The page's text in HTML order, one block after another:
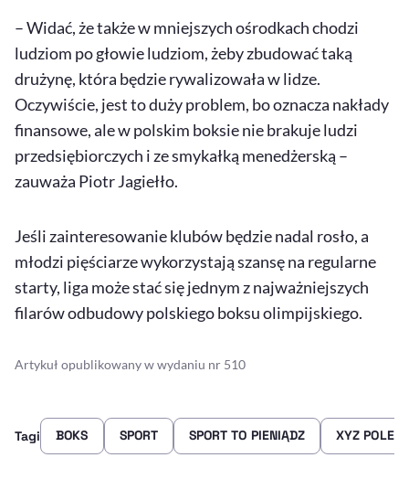
– Widać, że także w mniejszych ośrodkach chodzi
ludziom po głowie ludziom, żeby zbudować taką
drużynę, która będzie rywalizowała w lidze.
Oczywiście, jest to duży problem, bo oznacza nakłady
finansowe, ale w polskim boksie nie brakuje ludzi
przedsiębiorczych i ze smykałką menedżerską –
zauważa Piotr Jagiełło.
Jeśli zainteresowanie klubów będzie nadal rosło, a
młodzi pięściarze wykorzystają szansę na regularne
starty, liga może stać się jednym z najważniejszych
filarów odbudowy polskiego boksu olimpijskiego.
Artykuł opublikowany w wydaniu nr 510
Tagi BOKS SPORT SPORT TO PIENIĄDZ XYZ